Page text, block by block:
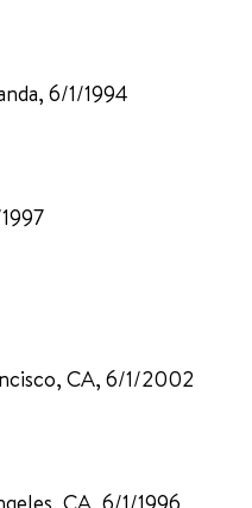
6/1/1994
CA, 6/1/2002